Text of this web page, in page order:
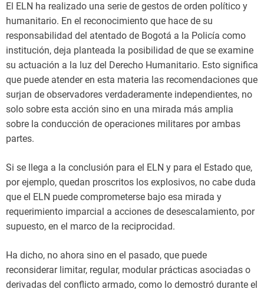
El ELN ha realizado una serie de gestos de orden político y
humanitario. En el reconocimiento que hace de su
responsabilidad del atentado de Bogotá a la Policía como
institución, deja planteada la posibilidad de que se examine
su actuación a la luz del Derecho Humanitario. Esto significa
que puede atender en esta materia las recomendaciones que
surjan de observadores verdaderamente independientes, no
solo sobre esta acción sino en una mirada más amplia
sobre la conducción de operaciones militares por ambas
partes.
Si se llega a la conclusión para el ELN y para el Estado que,
por ejemplo, quedan proscritos los explosivos, no cabe duda
que el ELN puede comprometerse bajo esa mirada y
requerimiento imparcial a acciones de desescalamiento, por
supuesto, en el marco de la reciprocidad.
Ha dicho, no ahora sino en el pasado, que puede
reconsiderar limitar, regular, modular prácticas asociadas o
derivadas del conflicto armado, como lo demostró durante el